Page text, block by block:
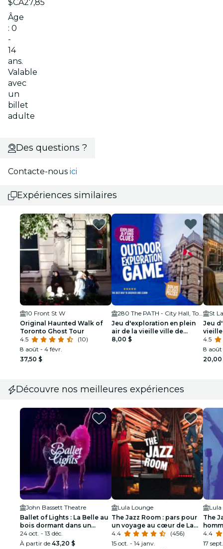
$CA27,85
Âge
: 0
-
14
ans.
Valable
avec
un
billet
adulte
Des questions ?
Contacte-nous ici
Expériences similaires
10 Front St W
Original Haunted Walk of
Toronto Ghost Tour
4.5
(10)
8 août - 4 févr.
37,50 $
280 The PATH - City Hall, Toronto
Jeu d'exploration en plein
air de la vieille ville de
Toronto
8,00 $
St
Jeu
4.5
8 août
20,00
Découvre nos meilleures expériences
John Bassett Theatre
Ballet of Lights : La Belle au
bois dormant dans un
spectacle étincelant
24 oct. - 13 déc.
À partir de 43,20 $
Lula Lounge
The Jazz Room : pars pour
un voyage au cœur de La
Nouvelle-Orléans
4.4
(456)
15 oct. - 14 janv.
Lula
The
Louis
4.4
17